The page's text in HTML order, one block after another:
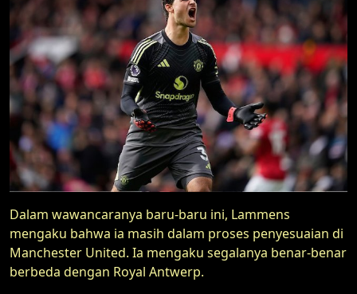
Dalam wawancaranya baru-baru ini, Lammens
mengaku bahwa ia masih dalam proses penyesuaian di
Manchester United. Ia mengaku segalanya benar-benar
berbeda dengan Royal Antwerp.